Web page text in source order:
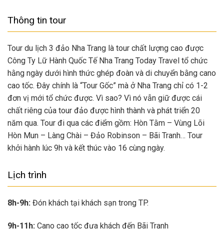
Thông tin tour
Tour du lịch 3 đảo Nha Trang là tour chất lượng cao được
Công Ty Lữ Hành Quốc Tế Nha Trang Today Travel tổ chức
hằng ngày dưới hình thức ghép đoàn và di chuyển bằng cano
cao tốc. Đây chính là “Tour Gốc” mà ở Nha Trang chỉ có 1-2
đơn vị mới tổ chức được. Vì sao? Vì nó vẫn giữ được cái
chất riêng của tour đảo được hình thành và phát triển 20
năm qua. Tour đi qua các điểm gồm: Hòn Tằm – Vùng Lõi
Hòn Mun – Làng Chài – Đảo Robinson – Bãi Tranh… Tour
khởi hành lúc 9h và kết thúc vào 16 cùng ngày.
Lịch trình
8h-9h: Đón khách tại khách sạn trong TP.
9h-11h: Cano cao tốc đưa khách đến Bãi Tranh